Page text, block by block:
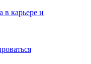
в карьере и